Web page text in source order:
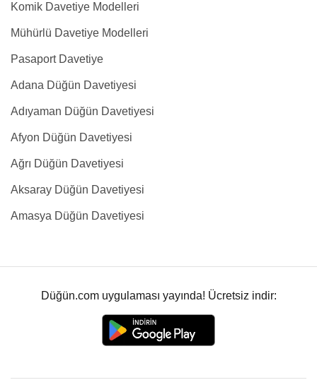
Komik Davetiye Modelleri
Mühürlü Davetiye Modelleri
Pasaport Davetiye
Adana Düğün Davetiyesi
Adıyaman Düğün Davetiyesi
Afyon Düğün Davetiyesi
Ağrı Düğün Davetiyesi
Aksaray Düğün Davetiyesi
Amasya Düğün Davetiyesi
Düğün.com uygulaması yayında! Ücretsiz indir: